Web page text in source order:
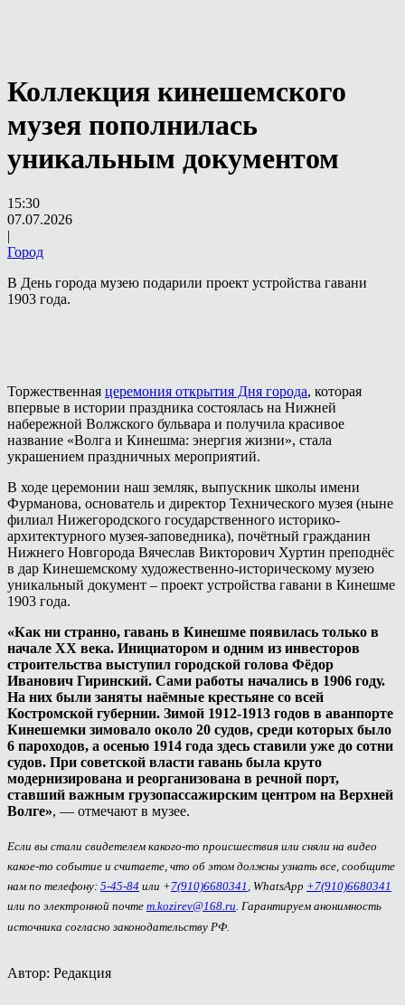
Коллекция кинешемского
музея пополнилась
уникальным документом
15:30
07.07.2026
|
Город
В День города музею подарили проект устройства гавани
1903 года.
Торжественная церемония открытия Дня города, которая
впервые в истории праздника состоялась на Нижней
набережной Волжского бульвара и получила красивое
название «Волга и Кинешма: энергия жизни», стала
украшением праздничных мероприятий.
В ходе церемонии наш земляк, выпускник школы имени
Фурманова, основатель и директор Технического музея (ныне
филиал Нижегородского государственного историко-
архитектурного музея-заповедника), почётный гражданин
Нижнего Новгорода Вячеслав Викторович Хуртин преподнёс
в дар Кинешемскому художественно-историческому музею
уникальный документ – проект устройства гавани в Кинешме
1903 года.
«Как ни странно, гавань в Кинешме появилась только в
начале XX века. Инициатором и одним из инвесторов
строительства выступил городской голова Фёдор
Иванович Гиринский. Сами работы начались в 1906 году.
На них были заняты наёмные крестьяне со всей
Костромской губернии. Зимой 1912-1913 годов в аванпорте
Кинешемки зимовало около 20 судов, среди которых было
6 пароходов, а осенью 1914 года здесь ставили уже до сотни
судов. При советской власти гавань была круто
модернизирована и реорганизована в речной порт,
ставший важным грузопассажирским центром на Верхней
Волге», — отмечают в музее.
Если вы стали свидетелем какого-то происшествия или сняли на видео
какое-то событие и считаете, что об этом должны узнать все, сообщите
нам по телефону: 5-45-84 или +7(910)6680341 , WhatsApp +7(910)6680341
или по электронной почте m.kozirev@168.ru. Гарантируем анонимность
источника согласно законодательству РФ.
Автор: Редакция